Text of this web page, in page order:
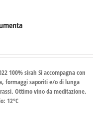
100% sirah Si accompagna con
formaggi saporiti e/o di lunga
Ottimo vino da meditazione.
12°C